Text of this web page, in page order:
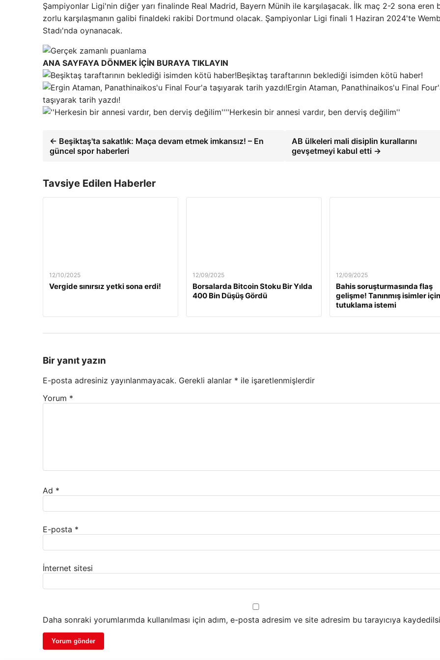
Şampiyonlar Ligi'nin diğer yarı finalinde Real Madrid, Bayern Münih ile karşılaşacak. İlk maç 2-2 sona eren
zorlu karşılaşmanın galibi finaldeki rakibi Dortmund olacak. Şampiyonlar Ligi finali 1 Haziran 2024'te
Stadı'nda oynanacak.
ANA SAYFAYA DÖNMEK İÇİN BURAYA TIKLAYIN
Beşiktaş taraftarının beklediği isimden kötü haber!
Ergin Ataman, Panathinaikos'u Final
taşıyarak tarih yazdı!
''Herkesin bir annesi vardır, ben derviş değilim''
← Beşiktaş'ta sakatlık: Maça devam etmek imkansız! – En
güncel spor haberleri
AB ülkeleri mali disiplin kurallarını
gevşetmeyi kabul etti →
Tavsiye Edilen Haberler
12/10/2025
Vergide sınırsız yetki sona erdi!
12/09/2025
Borsalarda Bitcoin Stoku Bir Yılda
400 Bin Düşüş Gördü
12/09/2025
Bahis soruşturmasında flaş
gelişme! Tanınmış isimler için
tutuklama istemi
Bir yanıt yazın
E-posta adresiniz yayınlanmayacak. Gerekli alanlar * ile işaretlenmişlerdir
Yorum *
Ad *
E-posta *
İnternet sitesi
Daha sonraki yorumlarımda kullanılması için adım, e-posta adresim ve site adresim bu tarayıcıya